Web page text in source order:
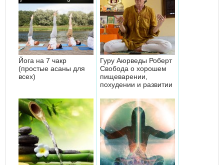
Йога на 7 чакр
(простые асаны для
всех)
Гуру Аюрведы Роберт
Свобода о хорошем
пищеварении,
похудении и развитии